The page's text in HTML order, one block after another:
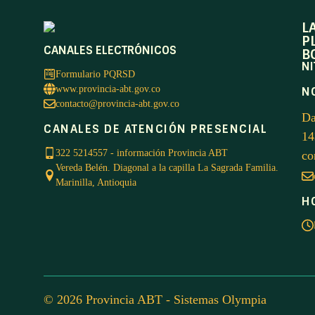
CANALES ELECTRÓNICOS
Formulario PQRSD
www.provincia-abt.gov.co
contacto@provincia-abt.gov.co
CANALES DE ATENCIÓN PRESENCIAL
322 5214557 - información Provincia ABT
Vereda Belén. Diagonal a la capilla La Sagrada Familia.
Marinilla, Antioquia
© 2026 Provincia ABT - Sistemas Olympia